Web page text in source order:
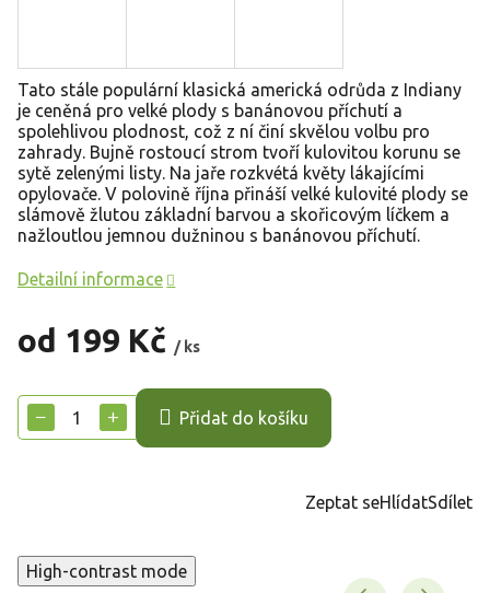
od 199 Kč / ks
cena:
+
− Přidat do košíku
Tato stále populární klasická americká odrůda z Indiany
je ceněná pro velké plody s banánovou příchutí a
spolehlivou plodnost, což z ní činí skvělou volbu pro
zahrady. Bujně rostoucí strom tvoří kulovitou korunu se
sytě zelenými listy. Na jaře rozkvétá květy lákajícími
opylovače. V polovině října přináší velké kulovité plody se
slámově žlutou základní barvou a skořicovým líčkem a
nažloutlou jemnou dužninou s banánovou příchutí.
Detailní informace
Zeptat seHlídatSdílet
High-contrast mode